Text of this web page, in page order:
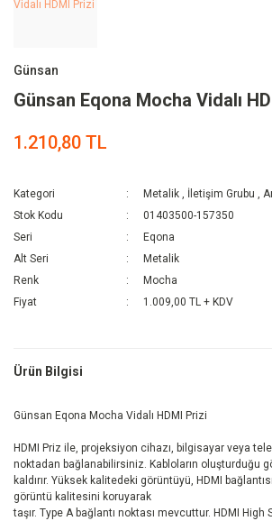
Günsan
Günsan Eqona Mocha Vidalı
1.210,80 TL
Kategori Metalik , İletişim Grubu ,
Stok Kodu
01403500-157350
Seri
Eqona
Alt Seri
Metalik
Renk
Mocha
Fiyat
1.009,00 TL + KDV
Ürün Bilgisi
Günsan Eqona Mocha Vidalı HDMI Prizi
HDMI Priz ile, projeksiyon cihazı, bilgisayar veya
noktadan bağlanabilirsiniz. Kabloların oluşturduğu
kaldırır. Yüksek kalitedeki görüntüyü, HDMI
görüntü kalitesini koruyarak
taşır. Type A bağlantı noktası mevcuttur. HDMI